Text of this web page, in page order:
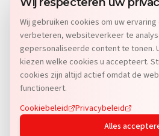
Wij gebruiken cookies om uw
verbeteren, websiteverkeer te
gepersonaliseerde content te tonen.
kiezen welke cookies u accepteert.
cookies zijn altijd actief omdat de
functioneert.
Cookiebeleid
Privacybeleid
Alles
Oops! Page not
Return to